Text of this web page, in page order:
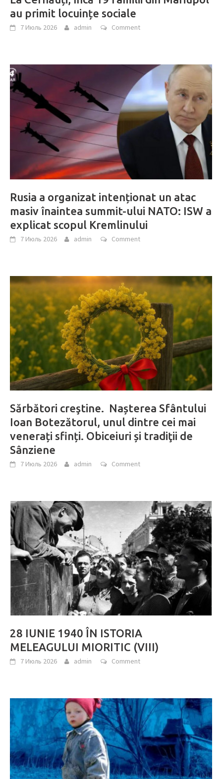
au primit locuințe sociale
7 Июль 2026 admin Comment
Rusia a organizat intenționat un atac
masiv înaintea summit-ului NATO: ISW a
explicat scopul Kremlinului
7 Июль 2026 admin Comment
Sărbători creştine. Nașterea Sfântului
Ioan Botezătorul, unul dintre cei mai
venerați sfinți. Obiceiuri și tradiţii de
Sânziene
7 Июль 2026 admin Comment
28 IUNIE 1940 ÎN ISTORIA
MELEAGULUI MIORITIC (VIII)
7 Июль 2026 admin Comment